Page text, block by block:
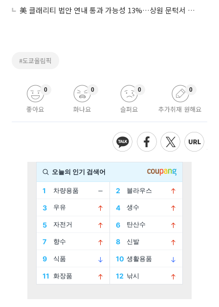
美 클래리티 법안 연내 통과 가능성 13%…상원 문턱서 제동
#도쿄올림픽
좋아요
0
화나요
0
슬퍼요
0
추가취재 원해요
0